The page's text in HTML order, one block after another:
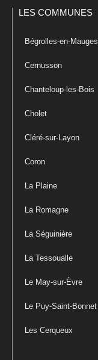
LES COMMUNES
Bégrolles-en-Mauges
Cernusson
Chanteloup-les-Bois
Cholet
Cléré-sur-Layon
Coron
La Plaine
La Romagne
La Séguinière
La Tessoualle
Le May-sur-Èvre
Le Puy-Saint-Bonnet
Les Cerqueux